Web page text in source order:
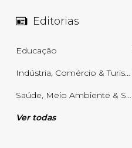
Editorias
Educação
Indústria, Comércio & Turismo
Saúde, Meio Ambiente & Sustentabilidade
Ver todas